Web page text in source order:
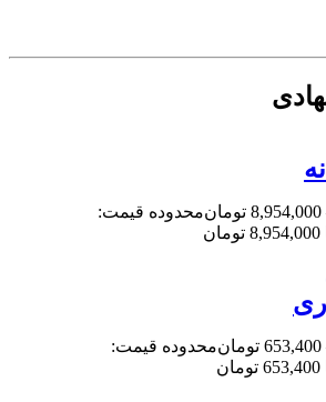
8,954,000 تومانمحدوده قیمت:
653,400 تومانمحدوده قیمت: